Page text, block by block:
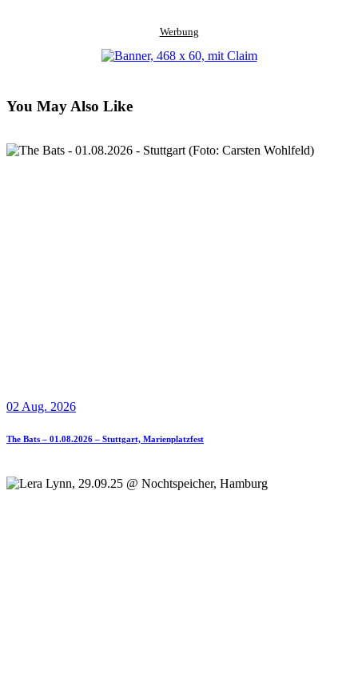
Werbung
You May Also Like
02 Aug. 2026
The Bats – 01.08.2026 – Stuttgart, Marienplatzfest